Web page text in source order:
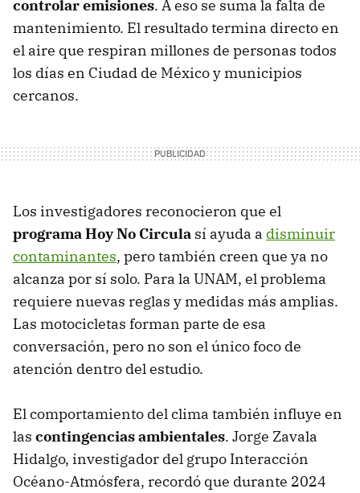
controlar emisiones. A eso se suma la falta de
mantenimiento. El resultado termina directo en
el aire que respiran millones de personas todos
los días en Ciudad de México y municipios
cercanos.
Los investigadores reconocieron que el
programa Hoy No Circula sí ayuda a disminuir
contaminantes, pero también creen que ya no
alcanza por sí solo. Para la UNAM, el problema
requiere nuevas reglas y medidas más amplias.
Las motocicletas forman parte de esa
conversación, pero no son el único foco de
atención dentro del estudio.
El comportamiento del clima también influye en
las contingencias ambientales. Jorge Zavala
Hidalgo, investigador del grupo Interacción
Océano-Atmósfera, recordó que durante 2024